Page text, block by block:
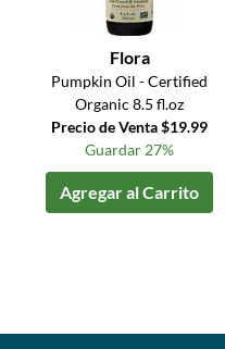
Flora
Pumpkin Oil - Certified
Organic 8.5 fl.oz
Precio de Venta $19.99
Guardar 27%
Agregar al Carrito